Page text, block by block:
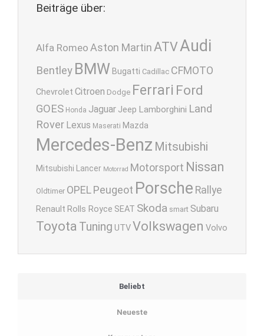
Beiträge über:
Alfa Romeo Aston MartinATVAudi
Bentley BMW Bugatti Cadillac CFMOTO
Chevrolet Citroen Dodge Ferrari Ford
GOES Honda Jaguar Jeep Lamborghini Land
Rover Lexus Maserati Mazda
Mercedes-Benz Mitsubishi
Mitsubishi Lancer Motorrad Motorsport Nissan
Oldtimer OPELPeugeot Porsche Rallye
Renault Rolls Royce SEAT Skoda smart Subaru
Toyota Tuning UTVVolkswagen Volvo
Beliebt
Neueste